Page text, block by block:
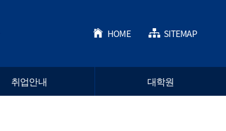
HOME SITEMAP
취업안내 대학원